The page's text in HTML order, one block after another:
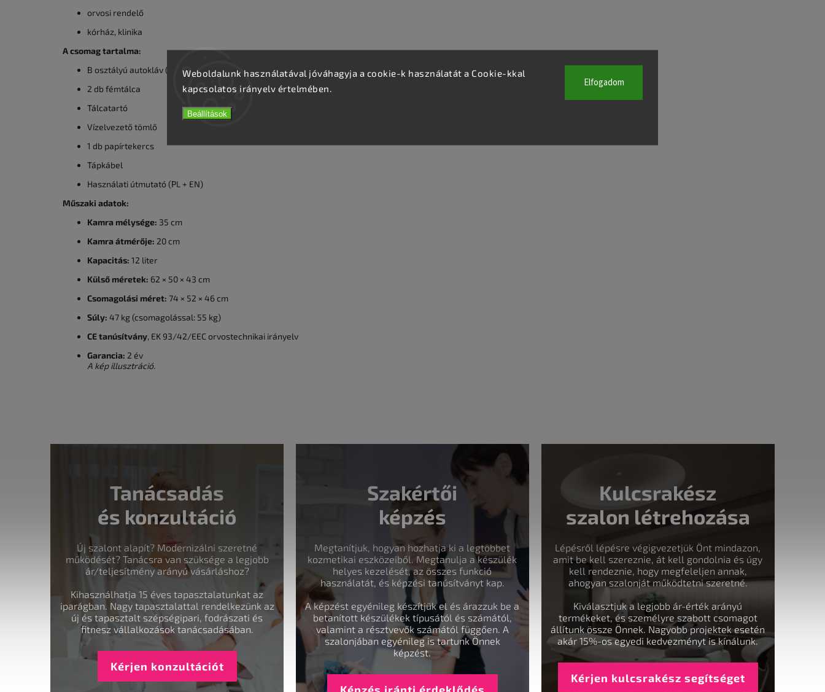
Weboldalunk használatával jóváhagyja a cookie-k használatát a Cookie-kkal
kapcsolatos irányelv értelmében.
Beállítások
Elfogadom
orvosi rendelő
kórház, klinika
A csomag tartalma:
B osztályú autokláv (12 liter)
2 db fémtálca
Tálcatartó
Vízelvezető tömlő
1 db papírtekercs
Tápkábel
Használati útmutató (PL + EN)
Műszaki adatok:
Kamra mélysége: 35 cm
Kamra átmérője: 20 cm
Kapacitás: 12 liter
Külső méretek: 62 × 50 × 43 cm
Csomagolási méret: 74 × 52 × 46 cm
Súly: 47 kg (csomagolással: 55 kg)
CE tanúsítvány, EK 93/42/EEC orvostechnikai irányelv
Garancia: 2 év
A kép illusztráció.
Tanácsadás
és konzultáció
Új szalont alapít? Modernizálni szeretné
működését? Tanácsra van szüksége a legjobb
ár/teljesítmény arányú vásárláshoz?
Kihasználhatja 15 éves tapasztalatunkat az
iparágban. Nagy tapasztalattal rendelkezünk az
új és tapasztalt szépségipari, fodrászati és
fitnesz vállalkozások tanácsadásában.
Kérjen konzultációt
Szakértői
képzés
Megtanítjuk, hogyan hozhatja ki a legtöbbet
kozmetikai eszközeiből. Megtanulja a készülék
helyes kezelését, az összes funkció
használatát, és képzési tanúsítványt kap.
A képzést egyénileg készítjük el és árazzuk be a
betanított készülékek típusától és számától,
valamint a résztvevők számától függően. A
szalonjában egyénileg is tartunk Önnek
képzést.
Kulcsrakész
szalon létrehozása
Lépésről lépésre végigvezetjük Önt mindazon,
amit be kell szereznie, át kell gondolnia és úgy
kell rendeznie, hogy megfeleljen annak,
ahogyan szalonját működtetni szeretné.
Kiválasztjuk a legjobb ár-érték arányú
termékeket, és személyre szabott csomagot
állítunk össze Önnek. Nagyobb projektek esetén
akár 15%-os egyedi kedvezményt is kínálunk.
Kérjen kulcsrakész segítséget